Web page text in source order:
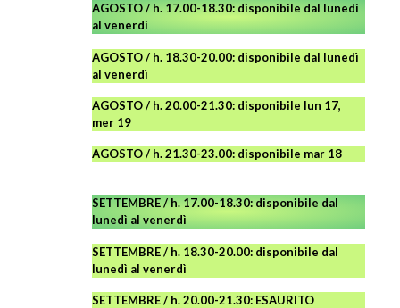
AGOSTO / h. 17.00-18.30: disponibile dal lunedì
al venerdì
AGOSTO/ h. 18.30-20.00: disponibile dal lunedì
al venerdì
AGOSTO / h. 20.00-21.30: disponibile lun 17,
mer 19
AGOSTO/ h. 21.30-23.00: disponibile mar 18
SETTEMBRE / h. 17.00-18.30: disponibile dal
lunedì al venerdì
SETTEMBRE / h. 18.30-20.00: disponibile dal
lunedì al venerdì
SETTEMBRE / h. 20.00-21.30: ESAURITO